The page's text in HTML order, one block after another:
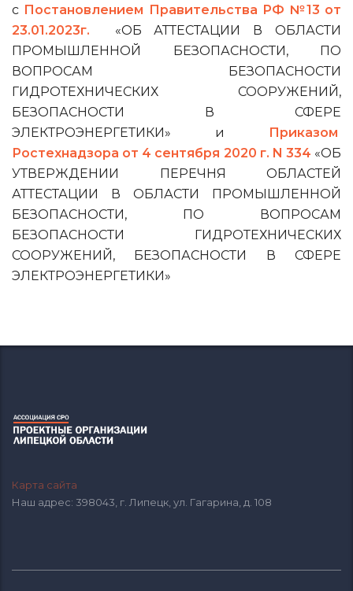
с Постановлением Правительства РФ №13 от
23.01.2023г. «ОБ АТТЕСТАЦИИ В ОБЛАСТИ
ПРОМЫШЛЕННОЙ БЕЗОПАСНОСТИ, ПО
ВОПРОСАМ БЕЗОПАСНОСТИ
ГИДРОТЕХНИЧЕСКИХ СООРУЖЕНИЙ,
БЕЗОПАСНОСТИ В СФЕРЕ
ЭЛЕКТРОЭНЕРГЕТИКИ» и
Приказом
Ростехнадзора от 4 сентября 2020 г. N 334 «ОБ
УТВЕРЖДЕНИИ ПЕРЕЧНЯ ОБЛАСТЕЙ
АТТЕСТАЦИИ В ОБЛАСТИ ПРОМЫШЛЕННОЙ
БЕЗОПАСНОСТИ, ПО ВОПРОСАМ
БЕЗОПАСНОСТИ ГИДРОТЕХНИЧЕСКИХ
СООРУЖЕНИЙ, БЕЗОПАСНОСТИ В СФЕРЕ
ЭЛЕКТРОЭНЕРГЕТИКИ»
Карта сайта
Наш адрес: 398043, г. Липецк, ул. Гагарина, д. 108